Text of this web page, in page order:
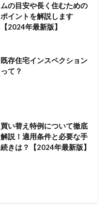
ムの目安や長く住むための
ポイントを解説します
【2024年最新版】
既存住宅インスペクション
って？
買い替え特例について徹底
解説！適用条件と必要な手
続きは？【2024年最新版】